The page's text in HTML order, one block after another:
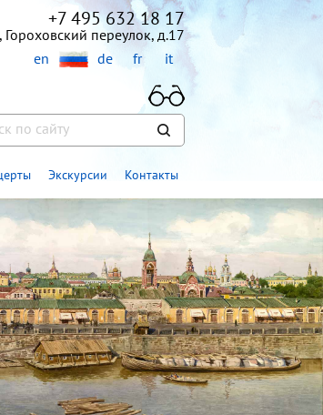
+7 495 632 18 17
Гороховский переулок, д.17
en
de fr it
Экскурсии Контакты